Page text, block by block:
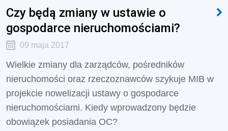
Czy będą zmiany w ustawie o
gospodarce nieruchomościami?
09 maja 2017
Wielkie zmiany dla zarządców, pośredników
nieruchomości oraz rzeczoznawców szykuje MIB w
projekcie nowelizacji ustawy o gospodarce
nieruchomościami. Kiedy wprowadzony będzie
obowiązek posiadania OC?